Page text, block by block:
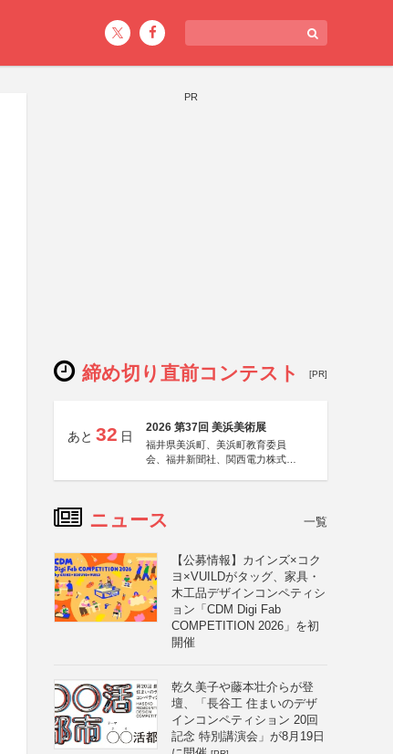
PR
締め切り直前コンテスト [PR]
あと 32 日
2026 第37回 美浜美術展
福井県美浜町、美浜町教育委員
会、福井新聞社、関西電力株式会
ニュース 一覧
【公募情報】カインズ×コク
ヨ×VUILDがタッグ、家具・
木工品デザインコンペティシ
ョン「CDM Digi Fab
COMPETITION 2026」を初
開催
乾久美子や藤本壮介らが登
壇、「長谷工 住まいのデザ
インコンペティション 20回
記念 特別講演会」が8月19日